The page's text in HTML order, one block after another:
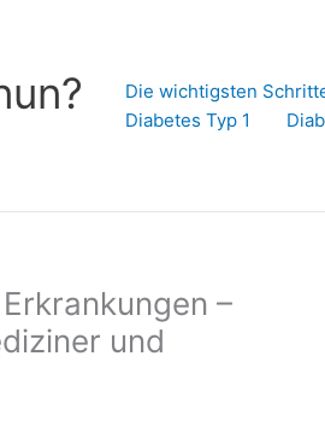
Die wichtigsten
Diabetes Typ 1
–
und